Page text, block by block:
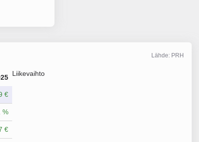
Lähde: PRH
€
%
€
Liikevaihto